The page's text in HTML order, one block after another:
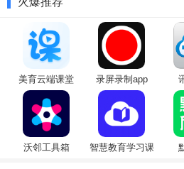
美育云端课堂
（Cloud
Classroom）
录屏录制app
沃邻工具箱
智慧教育学习课